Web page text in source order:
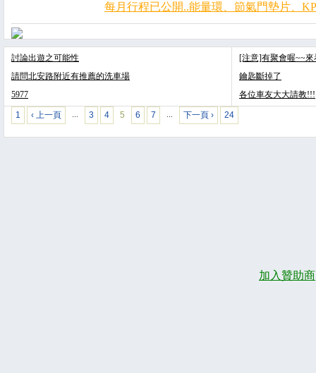
每月行程已公開..能量環、節氣門墊片、
討論出遊之可能性
請問北安路附近有推薦的洗車場
5977
[注意]有聚會喔~~來
鑰匙斷掉了
各位車友大大請教!!!
1 ‹ 上一頁 … 3 4 5 6 7 … 下一頁 › 24
加入贊助商